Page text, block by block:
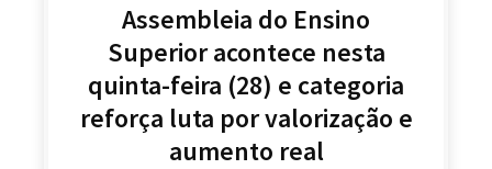
Assembleia do Ensino
Superior acontece nesta
quinta-feira (28) e categoria
reforça luta por valorização e
aumento real